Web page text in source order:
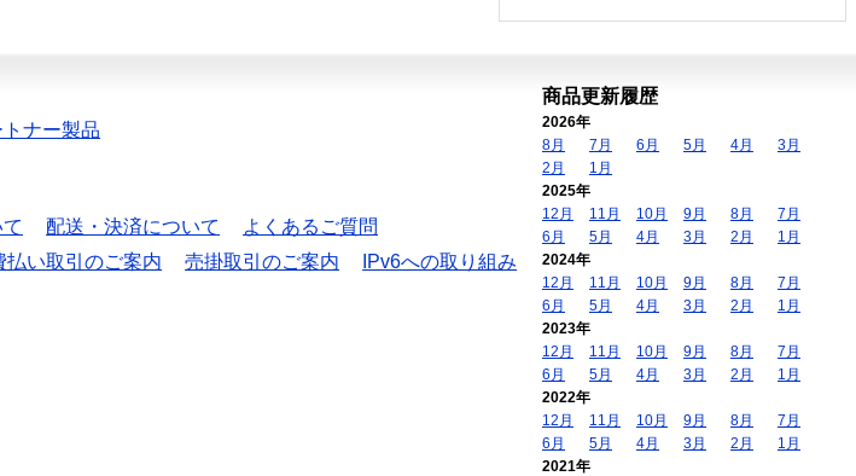
ナー製品
配送・決済について
よくあるご質問
い取引のご案内 売掛取引のご案内
IPv6への取り組み
商品更新履歴
2026年
8月
7月 6月 5月 4月
3月
2月
1月
2025年
12月
11月 10月 9月 8月
7月
6月
5月 4月 3月 2月
1月
2024年
12月
11月 10月 9月 8月
7月
6月
5月 4月 3月 2月
1月
2023年
12月
11月 10月 9月 8月
7月
6月
5月 4月 3月 2月
1月
2022年
12月
11月 10月 9月 8月
7月
6月
5月 4月 3月 2月
1月
2021年